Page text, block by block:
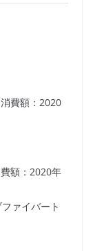
費額：2020
額：2020年
ァイバート